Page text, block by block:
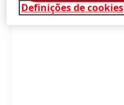
Definições de cookies